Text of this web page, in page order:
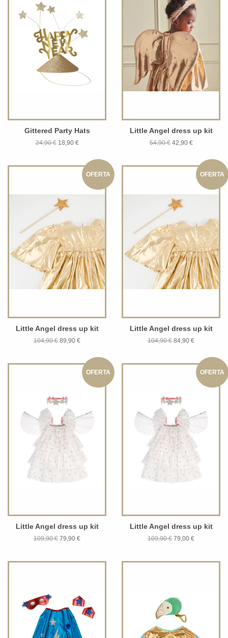
Gittered Party Hats
24,90 €18,90 €
Little Angel dress up kit
54,90 €42,90 €
OFERTA
Little Angel dress up kit
104,90 € 89,90 €
OFERTA
Little Angel dress up kit
104,90 € 84,90 €
OFERTA
Little Angel dress up kit
109,90 € 79,90 €
OFERTA
Little Angel dress up kit
109,90 € 79,00 €